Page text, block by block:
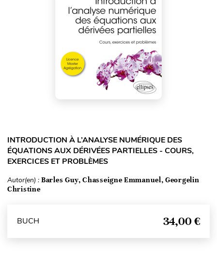
INTRODUCTION À L’ANALYSE NUMÉRIQUE DES
ÉQUATIONS AUX DÉRIVÉES PARTIELLES - COURS,
EXERCICES ET PROBLÈMES
Autor(en) : Barles Guy, Chasseigne Emmanuel, Georgelin
Christine
BUCH 34,00 €